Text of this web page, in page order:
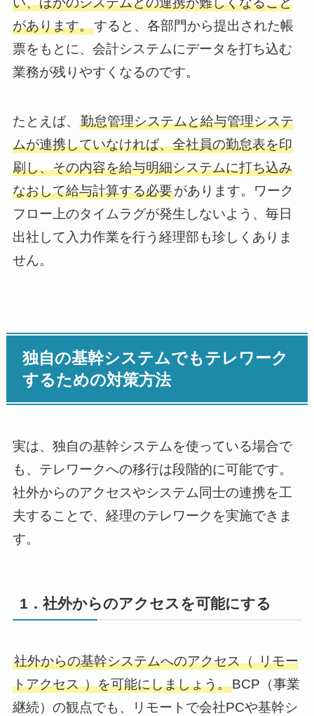
があります。すると、各部門から提出された帳
票をもとに、会計システムにデータを打ち込む
業務が残りやすくなるのです。
たとえば、 勤怠管理システムと給与管理システ
ムが連携していなければ、全社員の勤怠表を印
刷し、その内容を給与明細システムに打ち込み
なおして給与計算する必要があります。ワーク
フロー上のタイムラグが発生しないよう、毎日
出社して入力作業を行う経理部も珍しくありま
せん。
独自の基幹システムでもテレワーク
するための対策方法
実は、独自の基幹システムを使っている場合で
も、テレワークへの移行は段階的に可能です。
社外からのアクセスやシステム同士の連携を工
夫することで、経理のテレワークを実施できま
す。
1．社外からのアクセスを可能にする
社外からの基幹システムへのアクセス（リモー
トアクセス）を可能にしましょう。BCP（事業
継続）の観点でも、リモートで会社PCや基幹シ